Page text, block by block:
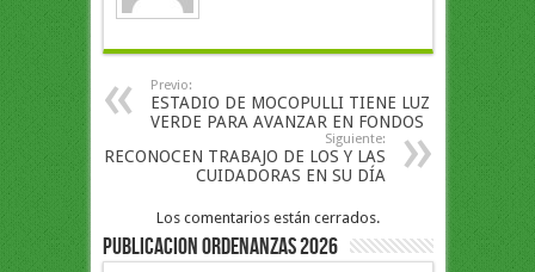
Previo:
ESTADIO DE MOCOPULLI TIENE LUZ
VERDE PARA AVANZAR EN FONDOS
Siguiente:
RECONOCEN TRABAJO DE LOS Y LAS
CUIDADORAS EN SU DÍA
Los comentarios están cerrados.
PUBLICACION ORDENANZAS 2026